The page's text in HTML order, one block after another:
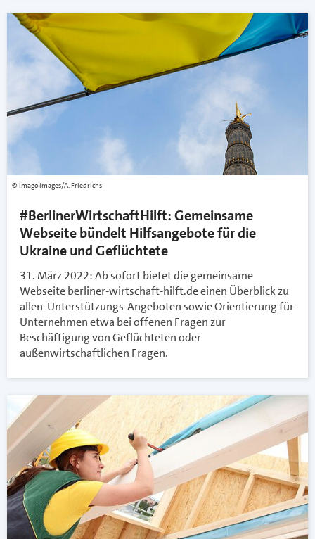
imago images/A. Friedrichs
#BerlinerWirtschaftHilft: Gemeinsame
Webseite bündelt Hilfsangebote für die
Ukraine und Geflüchtete
31. März 2022: Ab sofort bietet die gemeinsame
Webseite berliner-wirtschaft-hilft.de einen Überblick zu
allen Unterstützungs-Angeboten sowie Orientierung für
Unternehmen etwa bei offenen Fragen zur
Beschäftigung von Geflüchteten oder
außenwirtschaftlichen Fragen.